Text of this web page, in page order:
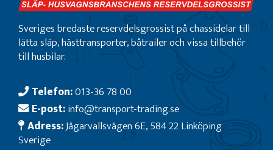
Sveriges bredaste reservdelsgrossist på chassidelar till
lätta släp, hästtransporter, båtrailer och vissa tillbehör
till husbilar.
Telefon:013-36 78 00
E-post:info@transport-trading.se
Adress:Jägarvallsvägen 6E, 584 22 Linköping
Sverige